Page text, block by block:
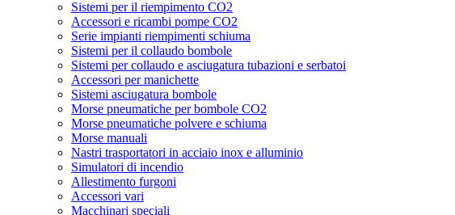
Sistemi per il riempimento CO2
Accessori e ricambi pompe CO2
Serie impianti riempimenti schiuma
Sistemi per il collaudo bombole
Sistemi per collaudo e asciugatura tubazioni e serbatoi
Accessori per manichette
Sistemi asciugatura bombole
Morse pneumatiche per bombole CO2
Morse pneumatiche polvere e schiuma
Morse manuali
Nastri trasportatori in acciaio inox e alluminio
Simulatori di incendio
Allestimento furgoni
Accessori vari
Macchinari speciali